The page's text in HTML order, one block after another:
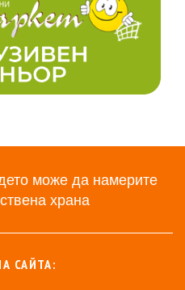
може да намерите
храна
САЙТА: